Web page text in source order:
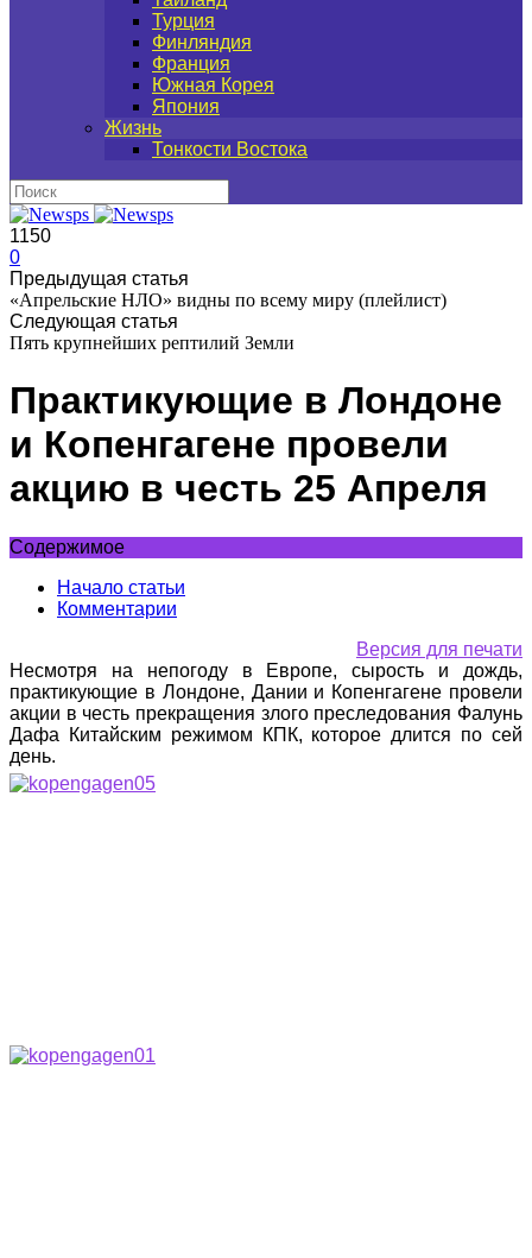
Турция
Финляндия
Франция
Южная Корея
Япония
Жизнь
Тонкости Востока
1150
0
Предыдущая статья
«Апрельские НЛО» видны по всему миру (плейлист)
Следующая статья
Пять крупнейших рептилий Земли
Практикующие в Лондоне
и Копенгагене провели
акцию в честь 25 Апреля
Содержимое
Начало статьи
Комментарии
Версия для печати
Несмотря на непогоду в Европе, сырость и дождь,
практикующие в Лондоне, Дании и Копенгагене провели
акции в честь прекращения злого преследования Фалунь
Дафа Китайским режимом КПК, которое длится по сей
день.